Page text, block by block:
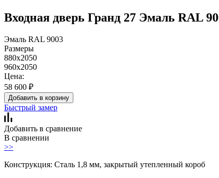
Входная дверь Гранд 27 Эмаль RAL
Эмаль RAL 9003
Размеры
880х2050
960х2050
Цена:
58 600 ₽
Добавить в корзину
Быстрый замер
Добавить в сравнение
В сравнении
>>
Конструкция: Сталь 1,8 мм, закрытый утепленный короб